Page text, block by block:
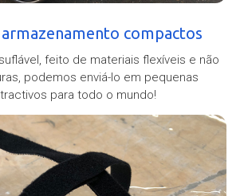
compactos
feito de materiais flexíveis e não
podemos enviá-lo em pequenas
para todo o mundo!